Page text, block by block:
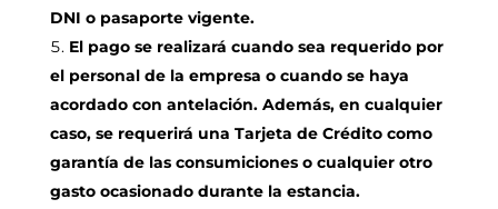
DNI o pasaporte vigente.
El pago se realizará cuando sea requerido por
el personal de la empresa o cuando se haya
acordado con antelación. Además, en cualquier
caso, se requerirá una Tarjeta de Crédito como
garantía de las consumiciones o cualquier otro
gasto ocasionado durante la estancia.